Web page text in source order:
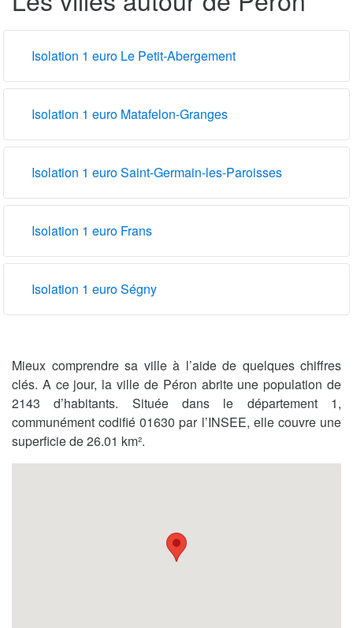
Isolation 1 euro Le Petit-Abergement
Isolation 1 euro Matafelon-Granges
Isolation 1 euro Saint-Germain-les-Paroisses
Isolation 1 euro Frans
Isolation 1 euro Ségny
Mieux comprendre sa ville à l’aide de quelques chiffres
clés. A ce jour, la ville de Péron abrite une population de
2143 d’habitants. Située dans le département 1,
communément codifié 01630 par l’INSEE, elle couvre une
superficie de 26.01 km².